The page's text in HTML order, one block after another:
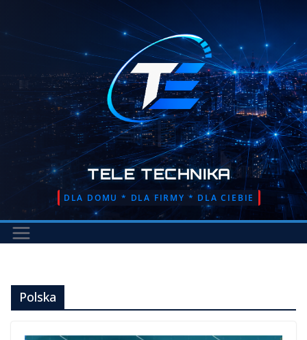
TELE TECHNIKA
DLA DOMU * DLA FIRMY * DLA CIEBIE
Polska